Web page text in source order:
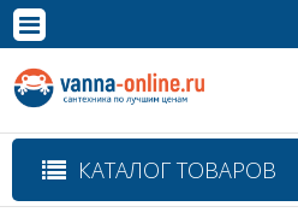
Полная версия сайта
КАТАЛОГ ТОВАРОВ